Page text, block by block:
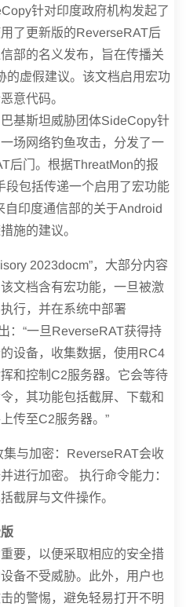
针对印度政府机构发起了
了更新版的ReverseRAT后
部的名义发布，旨在传播关
的虚假建议。该文档启用宏功
意代码。
基斯坦威胁团体SideCopy针
场网络钓鱼攻击，分发了一
后门。根据ThreatMon的报
段包括传递一个启用了宏功能
自印度通信部的关于Android
施的建议。
2023docm”，大部分内容
文档含有宏功能，一旦被激
行，并在系统中部署
：“一旦ReverseRAT获得持
设备，收集数据，使用RC4
和控制C2服务器。它会等待
，其功能包括截屏、下载和
传至C2服务器。”
与加密：ReverseRAT会收
进行加密。 执行命令能力：
截屏与文件操作。
要，以便采取相应的安全措
备不受威胁。此外，用户也
的警惕，避免轻易打开不明